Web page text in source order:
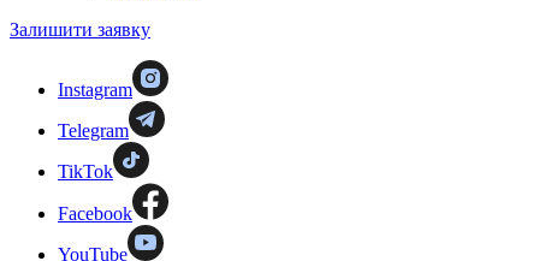
Залишити заявку
Instagram
Telegram
TikTok
Facebook
YouTube